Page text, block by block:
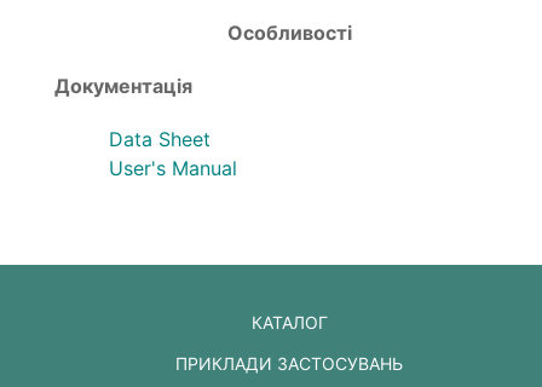
Особливості
Документація
Data Sheet
User's Manual
КАТАЛОГ
ПРИКЛАДИ ЗАСТОСУВАНЬ